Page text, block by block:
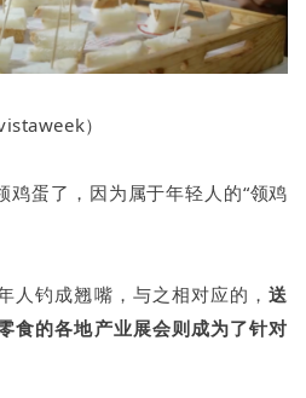
）
鸡蛋了，因为属于年轻人的“领鸡
人钓成翘嘴，与之相对应的，送
食的各地产业展会则成为了针对